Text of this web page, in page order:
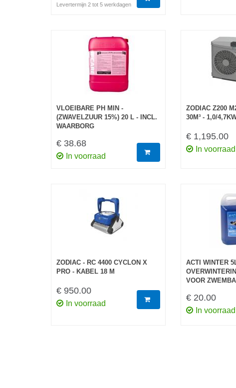
Levertermijn 2 tot 5 werkdagen
VLOEIBARE PH MIN -
(ZWAVELZUUR 15%) 20 L - INCL.
WAARBORG
€ 38.68
In voorraad
ZODIAC Z200
30M³ - 1,0/
€ 1,195.00
In voorraad
ZODIAC - RC 4400 CYCLON X
PRO - KABEL 18 M
€ 950.00
In voorraad
ACTI WINTER
VOOR
€ 20.00
In voorraad